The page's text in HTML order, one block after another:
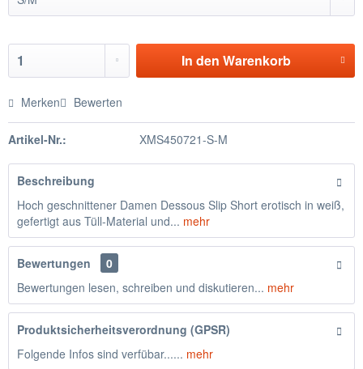
In den Warenkorb
Merken Bewerten
Artikel-Nr.: XMS450721-S-M
Beschreibung
Hoch geschnittener Damen Dessous Slip Short erotisch in weiß,
gefertigt aus Tüll-Material und... mehr
Bewertungen
0
Bewertungen lesen, schreiben und diskutieren... mehr
Produktsicherheitsverordnung (GPSR)
Folgende Infos sind verfübar...... mehr